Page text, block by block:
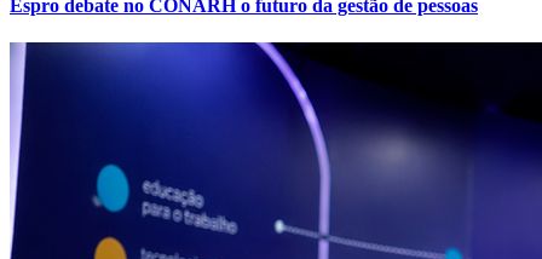
Espro debate no CONARH o futuro da gestão de pessoas